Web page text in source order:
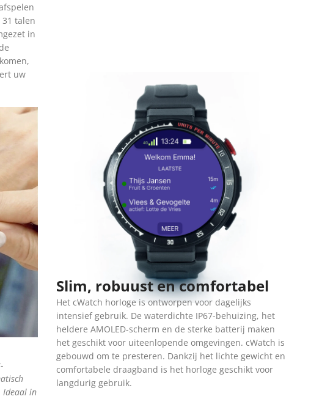
talen
in
uw
Ideaal in
Slim, robuust en comfortabel
Het cWatch horloge is ontworpen voor dagelijks
intensief gebruik. De waterdichte IP67-behuizing, het
heldere AMOLED-scherm en de sterke batterij maken
het geschikt voor uiteenlopende omgevingen. cWatch is
gebouwd om te presteren. Dankzij het lichte gewicht en
comfortabele draagband is het horloge geschikt voor
langdurig gebruik.